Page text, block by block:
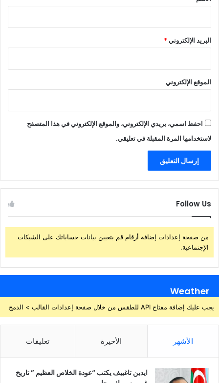
البريد الإلكتروني*
الموقع الإلكتروني
احفظ اسمي، بريدي الإلكتروني، والموقع الإلكتروني في هذا المتصفح
لاستخدامها المرة المقبلة في تعليقي.
Follow Us
من صفحة إعدادات إضافة أرقام قم بتعيين بيانات حساباتك على الشبكات
الإجتماعية.
Weather
يجب عليك إضافة مفتاح API للطقس من خلال صفحة إعدادات القالب > الدمج
الأشهر الأخيرة تعليقات
ايدين تاغييف يكتب “عودة الخلاص العظيم ” تاريخ